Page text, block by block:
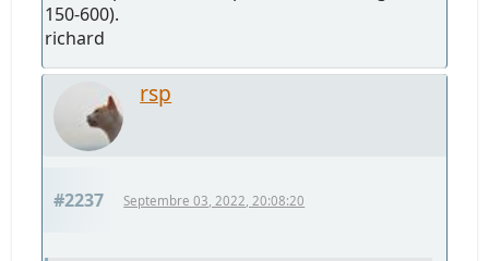
150-600).
richard
rsp
#2237 Septembre 03, 2022, 20:08:20